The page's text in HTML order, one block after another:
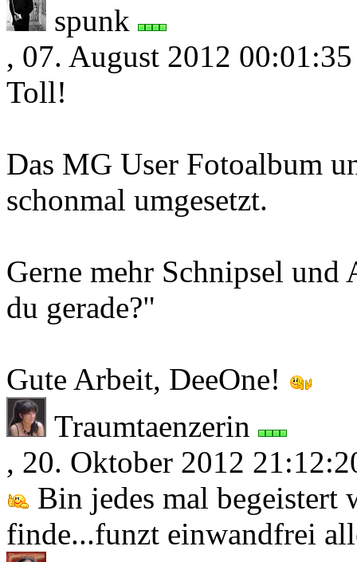
spunk
, 07. August 2012 00:01:35
Toll!
Das MG User Fotoalbum
schonmal umgesetzt.
Gerne mehr Schnipsel und
du gerade?"
Gute Arbeit, DeeOne!
Traumtaenzerin
, 20. Oktober 2012
Bin jedes mal begeistert
finde...funzt einwandfrei